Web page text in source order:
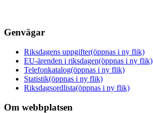
Genvägar
Riksdagens uppgifter(öppnas i ny flik)
EU-ärenden i riksdagen(öppnas i ny flik)
Telefonkatalog(öppnas i ny flik)
Statistik(öppnas i ny flik)
Riksdagsordlista(öppnas i ny flik)
Om webbplatsen